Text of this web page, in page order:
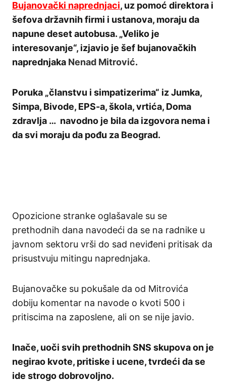
Bujanovački naprednjaci, uz pomoć direktora i
šefova državnih firmi i ustanova, moraju da
napune deset autobusa. „Veliko je
interesovanje“, izjavio je šef bujanovačkih
naprednjaka Nenad Mitrović.
Poruka „članstvu i simpatizerima“ iz Jumka,
Simpa, Bivode, EPS-a, škola, vrtića, Doma
zdravlja … navodno je bila da izgovora nema i
da svi moraju da pođu za Beograd.
Opozicione stranke oglašavale su se
prethodnih dana navodeći da se na radnike u
javnom sektoru vrši do sad neviđeni pritisak da
prisustvuju mitingu naprednjaka.
Bujanovačke su pokušale da od Mitrovića
dobiju komentar na navode o kvoti 500 i
pritiscima na zaposlene, ali on se nije javio.
Inače, uoči svih prethodnih SNS skupova on je
negirao kvote, pritiske i ucene, tvrdeći da se
ide strogo dobrovoljno.